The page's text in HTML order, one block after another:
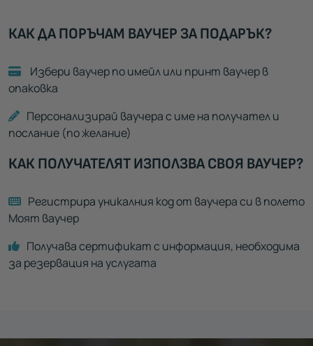
КАК ДА ПОРЪЧАМ ВАУЧЕР ЗА ПОДАРЪК?
Избери ваучер по имейл или принт ваучер в
опаковка
Персонализирай ваучера с име на получател и
послание (по желание)
КАК ПОЛУЧАТЕЛЯТ ИЗПОЛЗВА СВОЯ ВАУЧЕР?
Регистрира уникалния код от ваучера си в полето
Моят ваучер
Получава сертификат с информация, необходима
за резервация на услугата